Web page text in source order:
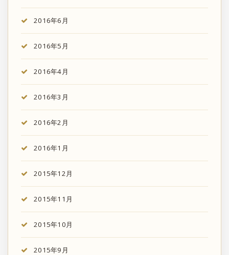
2016年6月
2016年5月
2016年4月
2016年3月
2016年2月
2016年1月
2015年12月
2015年11月
2015年10月
2015年9月